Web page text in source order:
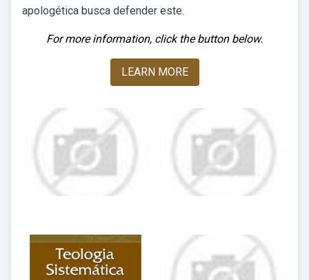
apologética busca defender este.
For more information, click the button below.
LEARN MORE